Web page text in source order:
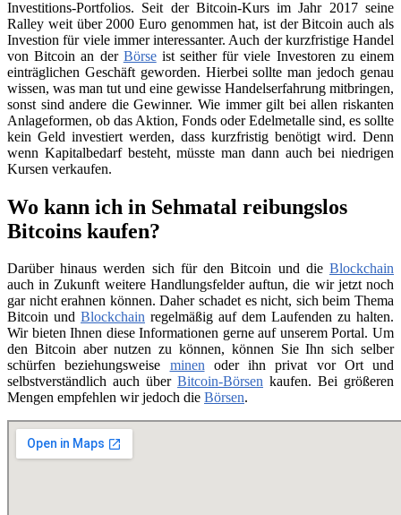
Investitions-Portfolios. Seit der Bitcoin-Kurs im Jahr 2017 seine
Ralley weit über 2000 Euro genommen hat, ist der Bitcoin auch als
Investion für viele immer interessanter. Auch der kurzfristige Handel
von Bitcoin an der Börseist seither für viele Investoren zu einem
einträglichen Geschäft geworden. Hierbei sollte man jedoch genau
wissen, was man tut und eine gewisse Handelserfahrung mitbringen,
sonst sind andere die Gewinner. Wie immer gilt bei allen riskanten
Anlageformen, ob das Aktion, Fonds oder Edelmetalle sind, es sollte
kein Geld investiert werden, dass kurzfristig benötigt wird. Denn
wenn Kapitalbedarf besteht, müsste man dann auch bei niedrigen
Kursen verkaufen.
Wo kann ich in Sehmatal reibungslos
Bitcoins kaufen?
Darüber hinaus werden sich für den Bitcoin und die Blockchain
auch in Zukunft weitere Handlungsfelder auftun, die wir jetzt noch
gar nicht erahnen können. Daher schadet es nicht, sich beim Thema
Bitcoin und Blockchain regelmäßig auf dem Laufenden zu halten.
Wir bieten Ihnen diese Informationen gerne auf unserem Portal. Um
den Bitcoin aber nutzen zu können, können Sie Ihn sich selber
schürfen beziehungsweise minenoder ihn privat vor Ort und
selbstverständlich auch über Bitcoin-Börsen kaufen. Bei größeren
Mengen empfehlen wir jedoch die Börsen.